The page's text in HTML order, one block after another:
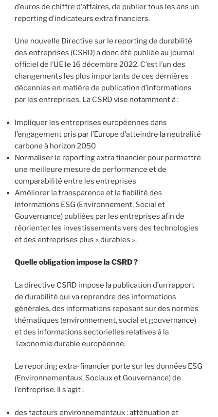
d’euros de chiffre d’affaires, de publier tous les ans un
reporting d’indicateurs extra financiers.
Une nouvelle Directive sur le reporting de durabilité
des entreprises (CSRD) a donc été publiée au journal
officiel de l’UE le 16 décembre 2022. C’est l’un des
changements les plus importants de ces dernières
décennies en matière de publication d’informations
par les entreprises. La CSRD vise notamment à :
Impliquer les entreprises européennes dans
l’engagement pris par l’Europe d’atteindre la neutralité
carbone à horizon 2050
Normaliser le reporting extra financier pour permettre
une meilleure mesure de performance et de
comparabilité entre les entreprises
Améliorer la transparence et la fiabilité des
informations ESG (Environnement, Social et
Gouvernance) publiées par les entreprises afin de
réorienter les investissements vers des technologies
et des entreprises plus « durables ».
Quelle obligation impose la CSRD ?
La directive CSRD impose la publication d’un rapport
de durabilité qui va reprendre des informations
générales, des informations reposant sur des normes
thématiques (environnement, social et gouvernance)
et des informations sectorielles relatives à la
Taxonomie durable européenne.
Le reporting extra-financier porte sur les données ESG
(Environnementaux, Sociaux et Gouvernance) de
l’entreprise. Il s’agit :
des facteurs environnementaux : atténuation et